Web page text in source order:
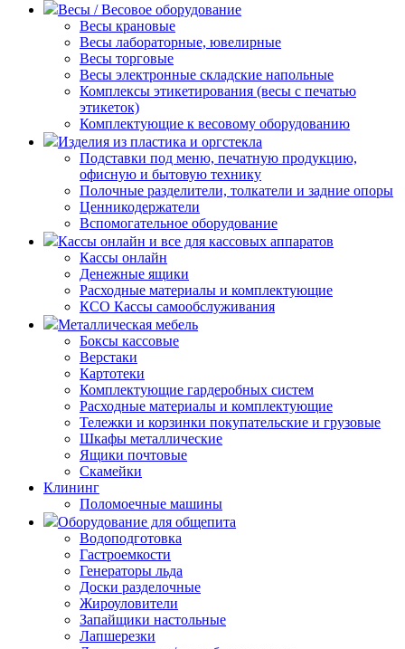
Весы / Весовое оборудование
Весы крановые
Весы лабораторные, ювелирные
Весы торговые
Весы электронные складские напольные
Комплексы этикетирования (весы с печатью
этикеток)
Комплектующие к весовому оборудованию
Изделия из пластика и оргстекла
Подставки под меню, печатную продукцию,
офисную и бытовую технику
Полочные разделители, толкатели и задние опоры
Ценникодержатели
Вспомогательное оборудование
Кассы онлайн и все для кассовых аппаратов
Кассы онлайн
Денежные ящики
Расходные материалы и комплектующие
КСО Кассы самообслуживания
Металлическая мебель
Боксы кассовые
Верстаки
Картотеки
Комплектующие гардеробных систем
Расходные материалы и комплектующие
Тележки и корзинки покупательские и грузовые
Шкафы металлические
Ящики почтовые
Скамейки
Клининг
Поломоечные машины
Оборудование для общепита
Водоподготовка
Гастроемкости
Генераторы льда
Доски разделочные
Жироуловители
Запайщики настольные
Лапшерезки